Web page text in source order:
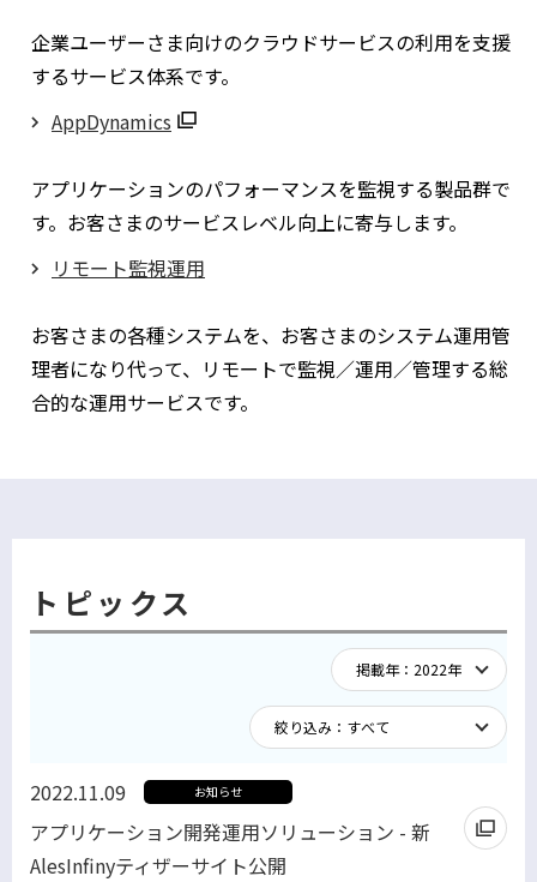
企業ユーザーさま向けのクラウドサービスの利用を支援
するサービス体系です。
AppDynamics
ウ
ィ
ド
で
開
く
アプリケーションのパフォーマンスを監視する製品群で
す。お客さまのサービスレベル向上に寄与します。
リモート監視運用
お客さまの各種システムを、お客さまのシステム運用管
理者になり代って、リモートで監視／運用／管理する総
合的な運用サービスです。
トピックス
2022.11.09 お知らせ
アプリケーション開発運用ソリューション - 新
AlesInfinyティザーサイト公開